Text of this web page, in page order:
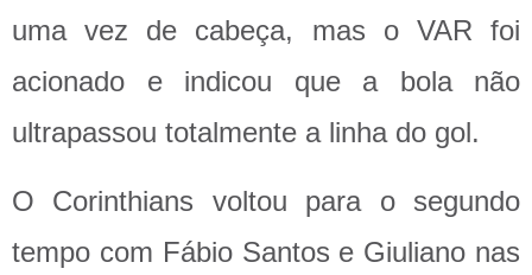
uma vez de cabeça, mas o VAR foi
acionado e indicou que a bola não
ultrapassou totalmente a linha do gol.
O Corinthians voltou para o segundo
tempo com Fábio Santos e Giuliano nas